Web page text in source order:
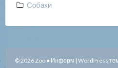
Собаки
© 2026 Zoo ● Информ | WordPress